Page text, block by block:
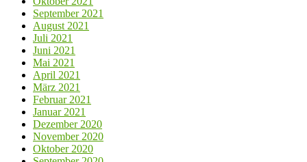
September 2021
August 2021
Juli 2021
Juni 2021
Mai 2021
April 2021
März 2021
Februar 2021
Januar 2021
Dezember 2020
November 2020
Oktober 2020